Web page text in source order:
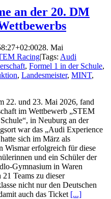
an der 20. DM
28. Mai
Racing|Tags: Audi
, Formel 1 in der Schule,
, Landesmeister, MINT,
22. und 23. Mai 2026, fand
im Wettbewerb „STEM
in Neuburg an der
war das „Audi Experience
sich im März als
Wismar erfolgreich für diese
und ein Schüler der
Gymnasium in Waren
21 Teams zu dieser
nicht nur den Deutschen
auch das Ticket [...]